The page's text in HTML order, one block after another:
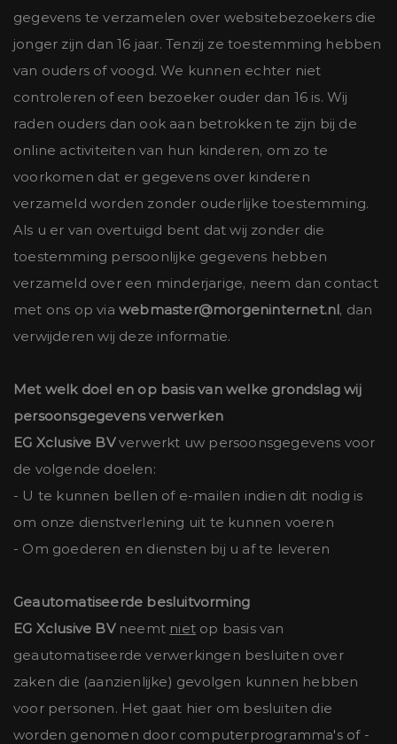
gegevens te verzamelen over websitebezoekers die
jonger zijn dan 16 jaar. Tenzij ze toestemming hebben
van ouders of voogd. We kunnen echter niet
controleren of een bezoeker ouder dan 16 is. Wij
raden ouders dan ook aan betrokken te zijn bij de
online activiteiten van hun kinderen, om zo te
voorkomen dat er gegevens over kinderen
verzameld worden zonder ouderlijke toestemming.
Als u er van overtuigd bent dat wij zonder die
toestemming persoonlijke gegevens hebben
verzameld over een minderjarige, neem dan contact
met ons op via webmaster@morgeninternet.nl, dan
verwijderen wij deze informatie.
Met welk doel en op basis van welke grondslag wij
persoonsgegevens verwerken
EG Xclusive BVverwerkt uw persoonsgegevens voor
de volgende doelen:
- U te kunnen bellen of e-mailen indien dit nodig is
om onze dienstverlening uit te kunnen voeren
- Om goederen en diensten bij u af te leveren
Geautomatiseerde besluitvorming
EG Xclusive BVneemt niet op basis van
geautomatiseerde verwerkingen besluiten over
zaken die (aanzienlijke) gevolgen kunnen hebben
voor personen. Het gaat hier om besluiten die
worden genomen door computerprogramma's of -